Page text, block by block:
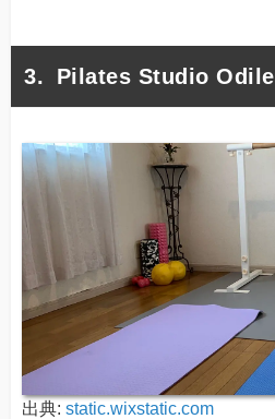
Pilates Studio Odile
出典: static.wixstatic.com